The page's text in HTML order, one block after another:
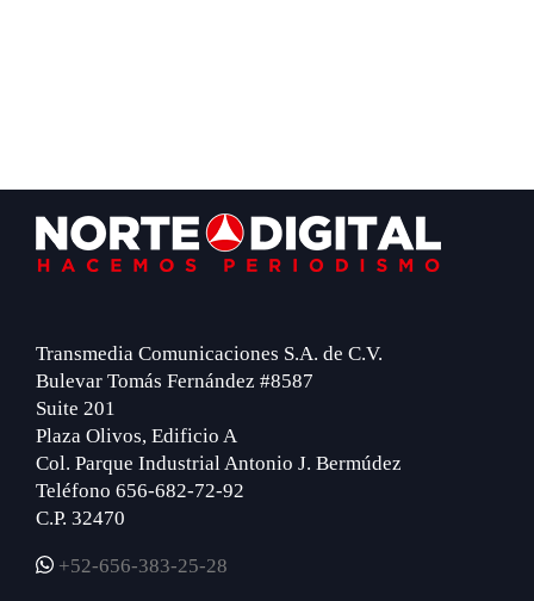
Footer
Transmedia Comunicaciones S.A. de C.V.
Bulevar Tomás Fernández #8587
Suite 201
Plaza Olivos, Edificio A
Col. Parque Industrial Antonio J. Bermúdez
Teléfono 656-682-72-92
C.P. 32470
+52-656-383-25-28